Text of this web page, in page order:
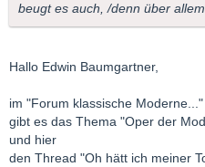
beugt es auch, /denn über
Hallo Edwin Baumgartner,
im "Forum klassische Moderne..."
gibt es das Thema "Oper der
und hier
den Thread "Oh hätt ich meiner